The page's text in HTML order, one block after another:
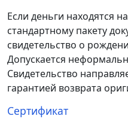
Если деньги находятся на
стандартному пакету
свидетельство о
Допускается
Свидетельство
гарантией возврата
Сертификат